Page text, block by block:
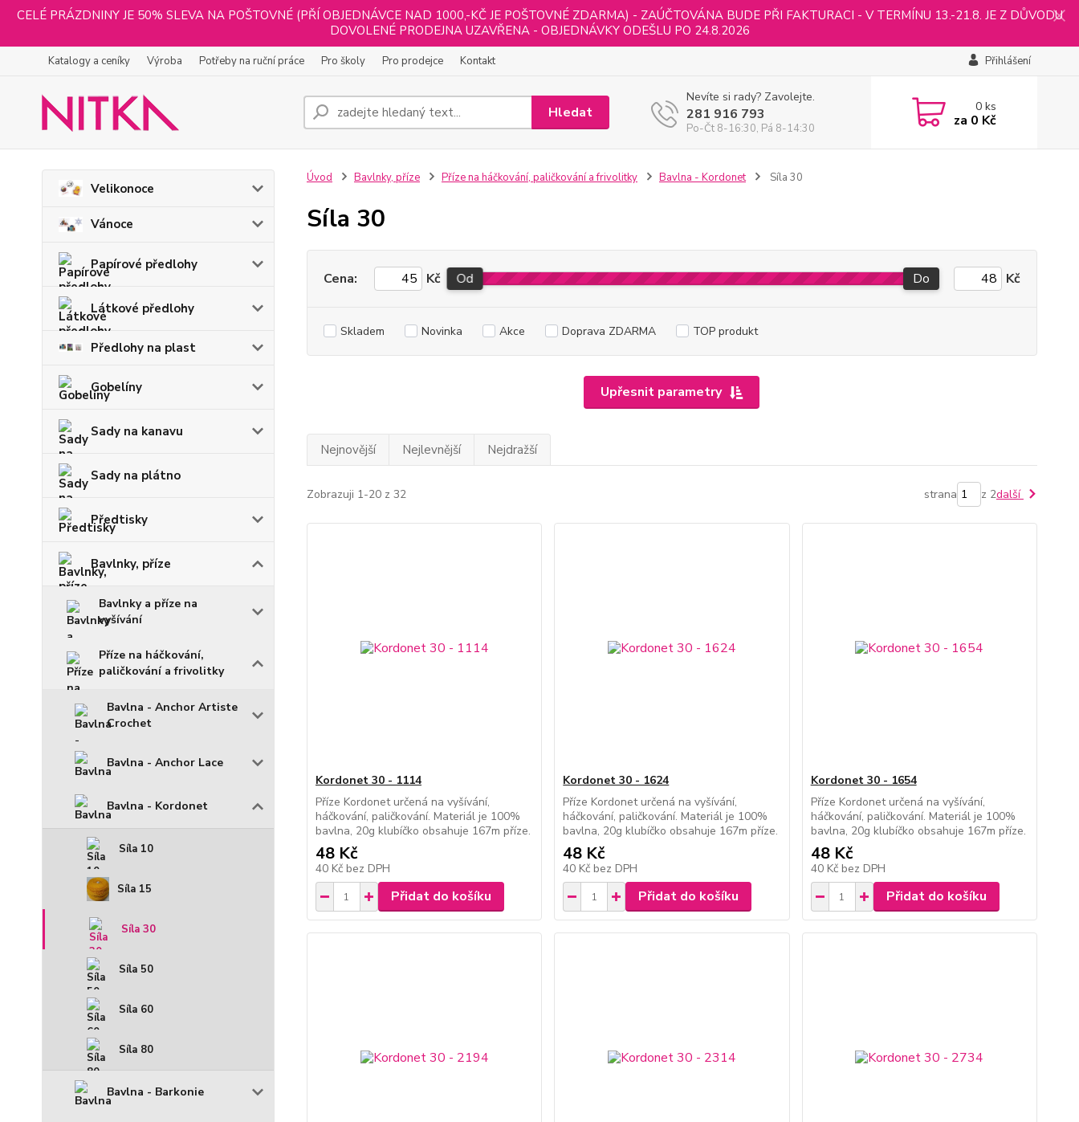
CELÉ PRÁZDNINY JE 50% SLEVA NA POŠTOVNÉ (PŘÍ OBJEDNÁVCE NAD 1000,-KČ JE POŠTOVNÉ ZDARMA) - ZAÚČTOVÁNA BUDE PŘI FAKTURACI - V TERMÍNU 13.-21.8. JE Z DŮVODU
DOVOLENÉ PRODEJNA UZAVŘENA - OBJEDNÁVKY ODEŠLU PO 24.8.2026
Katalogy a ceníky Výroba Potřeby na ruční práce Pro školy Pro prodejce Kontakt Přihlášení
Hledat
Nevíte si rady? Zavolejte.
281 916 793
Po-Čt 8-16:30, Pá 8-14:30
0ks
za 0 Kč
Velikonoce
Vánoce
Papírové předlohy
Látkové předlohy
Předlohy na plast
Gobelíny
Sady na kanavu
Sady na plátno
Předtisky
Bavlnky, příze
Bavlnky a příze na
vyšívání
Příze na háčkování,
paličkování a frivolitky
Bavlna - Anchor Artiste
Crochet
Bavlna - Anchor Lace
Bavlna - Kordonet
Síla 10
Síla 15
Síla 30
Síla 50
Síla 60
Síla 80
Bavlna - Barkonie
Úvod Bavlnky, příze Příze na háčkování, paličkování a frivolitky Bavlna - Kordonet Síla 30
Síla 30
Upřesnit parametry
Cena: Kč Od Do Kč
Skladem Novinka Akce Doprava ZDARMA TOP produkt
Nejnovější Nejlevnější Nejdražší
Zobrazuji 1-20 z 32 strana z 2další
Kordonet 30 - 1114
Příze Kordonet určená na vyšívání,
háčkování, paličkování. Materiál je 100%
bavlna, 20g klubíčko obsahuje 167m příze.
48 Kč
40 Kč bez DPH
Přidat do košíku
Kordonet 30 - 1624
Příze Kordonet určená na vyšívání,
háčkování, paličkování. Materiál je 100%
bavlna, 20g klubíčko obsahuje 167m příze.
48 Kč
40 Kč bez DPH
Přidat do košíku
Kordonet 30 - 1654
Příze Kordonet určená na vyšívání,
háčkování, paličkování. Materiál je 100%
bavlna, 20g klubíčko obsahuje 167m příze.
48 Kč
40 Kč bez DPH
Přidat do košíku